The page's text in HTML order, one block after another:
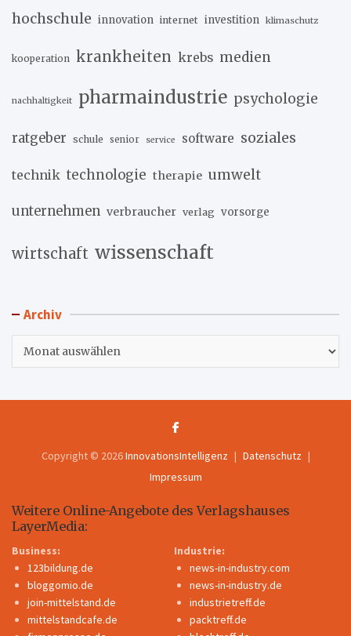
hochschule innovation internet investition klimaschutz
kooperation krankheiten krebs medien
nachhaltigkeit pharmaindustrie psychologie
ratgeber schule senior service software soziales
technik technologie therapie umwelt
unternehmen verbraucher verlag vorsorge
wirtschaft wissenschaft
Archiv
Copyright © 2026InnovationsIntelligenz
Datenschutz
Impressum
Weitere Online-Angebote des Verlagshauses
LayerMedia:
Business:
123bildung.de
bloggomio.de
join-mittelstand.de
mittelstandcafe.de
Industrie:
news-in-industry.com
news-in-industry.de
industrietreff.de
packtreff.de